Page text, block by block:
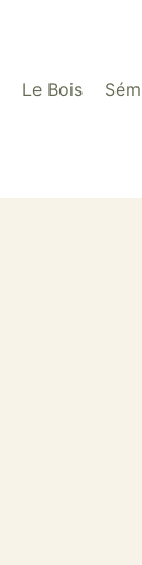
Le Bois